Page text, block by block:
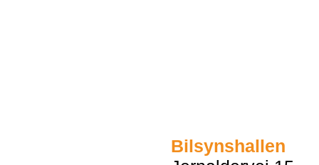
Bilsynshallen